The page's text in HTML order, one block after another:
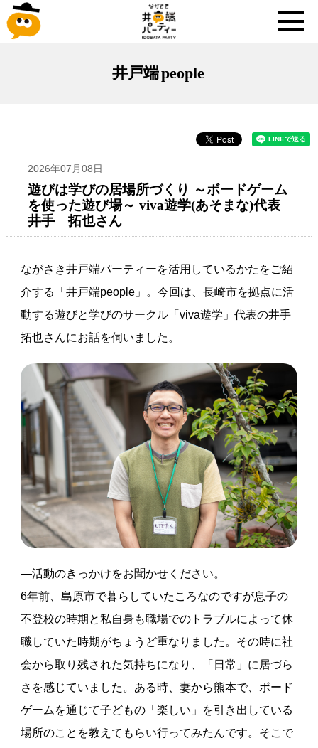
井戸端people
2026年07月08日
遊びは学びの居場所づくり ～ボードゲーム
を使った遊び場～ viva遊学(あそまな)代表
井手 拓也さん
ながさき井戸端パーティーを活用しているかたをご紹
介する「井戸端people」。今回は、長崎市を拠点に活
動する遊びと学びのサークル「viva遊学」代表の井手
拓也さんにお話を伺いました。
―活動のきっかけをお聞かせください。
6年前、島原市で暮らしていたころなのですが息子の
不登校の時期と私自身も職場でのトラブルによって休
職していた時期がちょうど重なりました。その時に社
会から取り残された気持ちになり、「日常」に居づら
さを感じていました。ある時、妻から熊本で、ボード
ゲームを通じて子どもの「楽しい」を引き出している
場所のことを教えてもらい行ってみたんです。そこで